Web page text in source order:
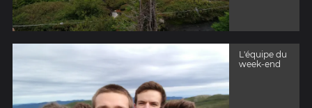
L'équipe du
week-end